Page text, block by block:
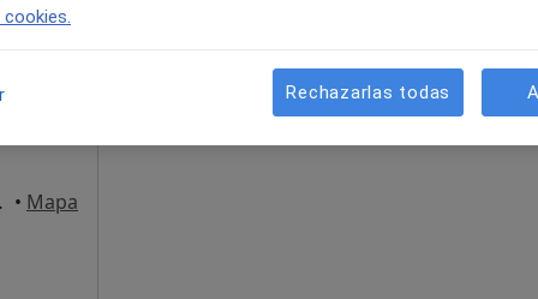
• Mapa
Rechazarlas todas